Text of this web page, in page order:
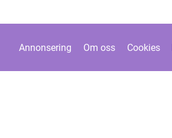
Annonsering Om oss Cookies